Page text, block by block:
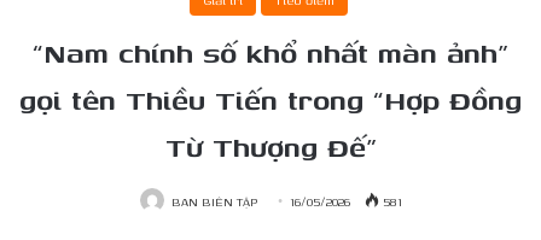
“Nam chính số khổ nhất màn ảnh”
gọi tên Thiều Tiến trong “Hợp Đồng
Từ Thượng Đế”
BAN BIÊN TẬP 16/05/2026 581